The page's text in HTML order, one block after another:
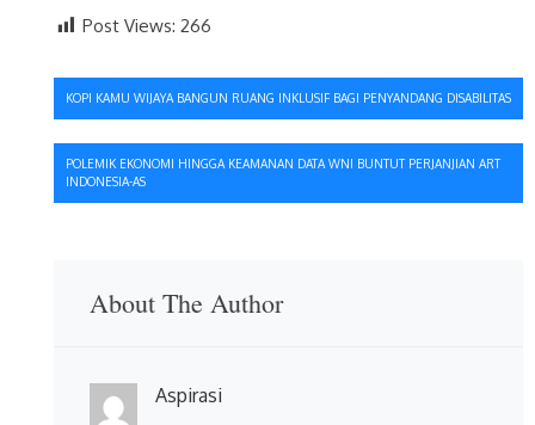
Post Views: 266
Navigasi
pos
KOPI KAMU WIJAYA BANGUN RUANG INKLUSIF BAGI PENYANDANG DISABILITAS
POLEMIK EKONOMI HINGGA KEAMANAN DATA WNI BUNTUT PERJANJIAN ART
INDONESIA-AS
About The Author
Aspirasi